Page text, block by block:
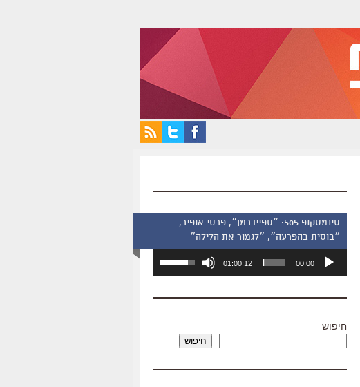
סינמסקופ 505: ״ספיידרמן״, פרסי אופיר,
״בוסית בהפרעה״, ״לגמור את הלילה״
אודיו
00:00
01:00:12
השתמש
כדי
שמע.
חיפוש
חיפוש